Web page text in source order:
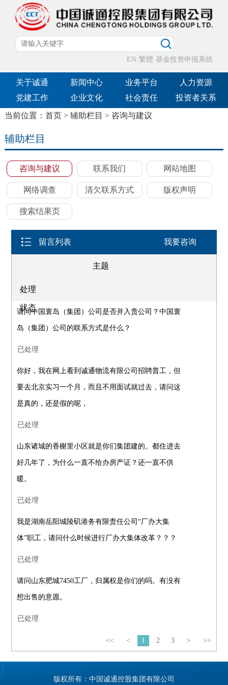
EN 繁體 基金投资申报系统
关于诚通 新闻中心 业务平台
人力资源
党建工作
企业文化 社会责任 投资者关系
当前位置： 首页> 辅助栏目 > 咨询与建议
辅助栏目
咨询与建议 联系我们 网站地图
网络调查 清欠联系方式 版权声明
搜索结果页
留言列表 我要咨询
主题
处理
状态
请问中国寰岛（集团）公司是否并入贵公司？中国寰
岛（集团）公司的联系方式是什么？
已处理
你好，我在网上看到诚通物流有限公司招聘普工，但
要去北京实习一个月，而且不用面试就过去，请问这
是真的，还是假的呢，
已处理
山东诸城的香榭里小区就是你们集团建的。都住进去
好几年了，为什么一直不给办房产证？还一直不供
暖。
已处理
我是湖南岳阳城陵矶港务有限责任公司“厂办大集
体”职工，请问什么时候进行厂办大集体改革？？？
已处理
请问山东肥城7450工厂，归属权是你们的吗。有没有
想出售的意愿。
已处理
<< < 1 2 3 > >>
版权所有：中国诚通控股集团有限公司